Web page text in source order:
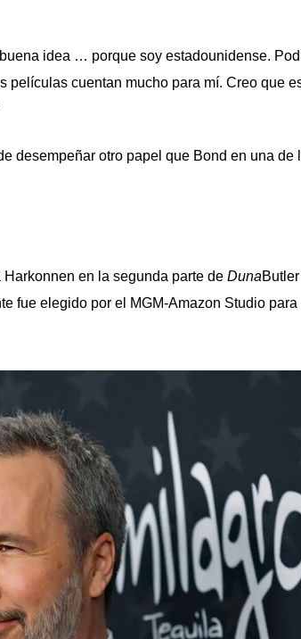
idea … porque soy estadounidense.
películas cuentan mucho para mí. Creo que
desempeñar otro papel que Bond en una de
en la segunda parte de Duna
fue elegido por el MGM-Amazon Studio para